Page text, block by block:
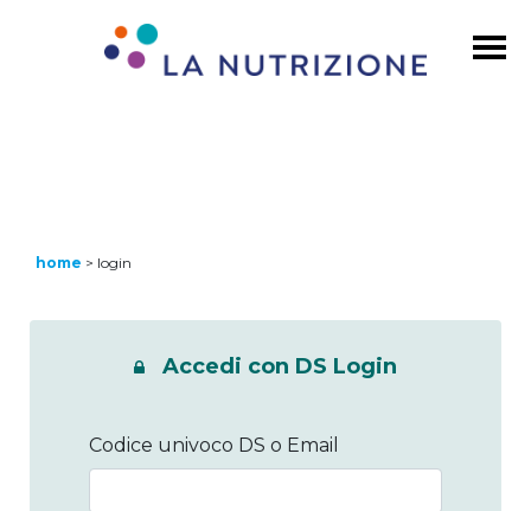
home > login
Accedi con DS Login
Codice univoco DS o Email